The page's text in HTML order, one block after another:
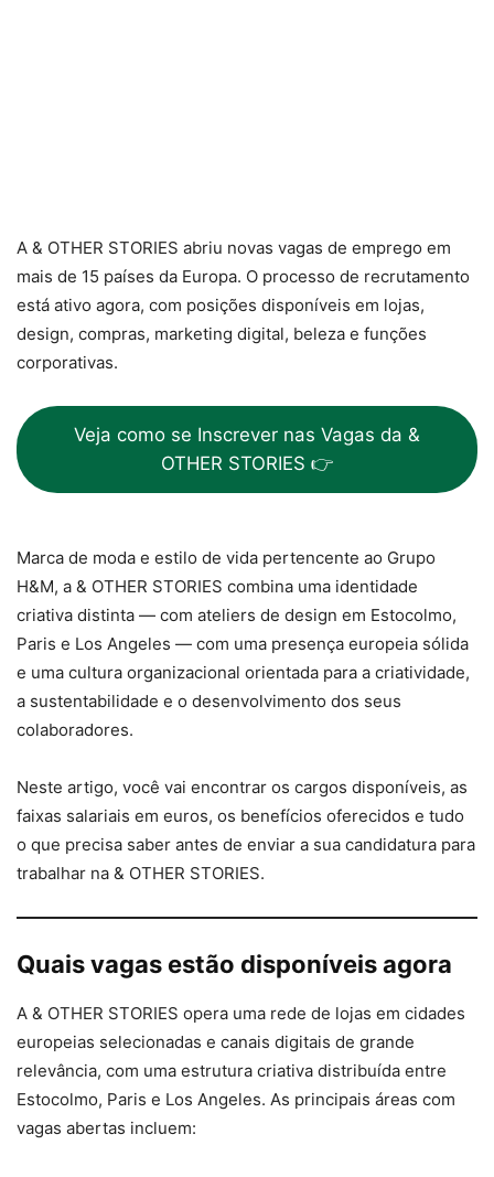
A & OTHER STORIES abriu novas vagas de emprego em
mais de 15 países da Europa. O processo de recrutamento
está ativo agora, com posições disponíveis em lojas,
design, compras, marketing digital, beleza e funções
corporativas.
Veja como se Inscrever nas Vagas da &
OTHER STORIES 👉
Marca de moda e estilo de vida pertencente ao Grupo
H&M, a & OTHER STORIES combina uma identidade
criativa distinta — com ateliers de design em Estocolmo,
Paris e Los Angeles — com uma presença europeia sólida
e uma cultura organizacional orientada para a criatividade,
a sustentabilidade e o desenvolvimento dos seus
colaboradores.
Neste artigo, você vai encontrar os cargos disponíveis, as
faixas salariais em euros, os benefícios oferecidos e tudo
o que precisa saber antes de enviar a sua candidatura para
trabalhar na & OTHER STORIES.
Quais vagas estão disponíveis agora
A & OTHER STORIES opera uma rede de lojas em cidades
europeias selecionadas e canais digitais de grande
relevância, com uma estrutura criativa distribuída entre
Estocolmo, Paris e Los Angeles. As principais áreas com
vagas abertas incluem: